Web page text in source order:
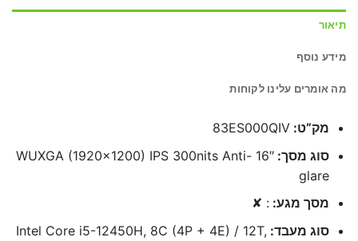
תיאור
מידע נוסף
מה אומרים עלינו לקוחות
מק”ט: 83ES000QIV
סוג מסך:
16″ WUXGA (1920×1200) IPS 300nits Anti-
glare
מסך מגע: : ✘
סוג מעבד: Intel Core i5-12450H, 8C (4P + 4E) / 12T,